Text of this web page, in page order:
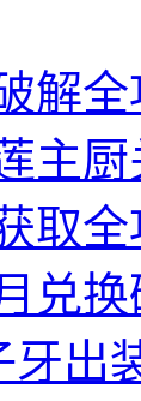
解全
主
取
兑
牙出